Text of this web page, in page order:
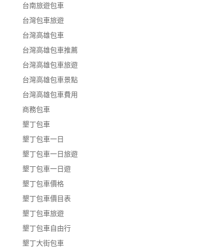
台南旅遊包車
台灣包車旅遊
台灣高雄包車
台灣高雄包車推薦
台灣高雄包車旅遊
台灣高雄包車景點
台灣高雄包車費用
商務包車
墾丁包車
墾丁包車一日
墾丁包車一日旅遊
墾丁包車一日遊
墾丁包車價格
墾丁包車價目表
墾丁包車旅遊
墾丁包車自由行
墾丁大街包車